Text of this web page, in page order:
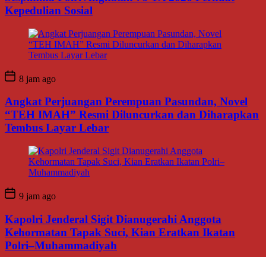
Kepedulian Sosial
8 jam ago
Angkat Perjuangan Perempuan Pasundan, Novel
“TEH IMAH” Resmi Diluncurkan dan Diharapkan
Tembus Layar Lebar
9 jam ago
Kapolri Jenderal Sigit Dianugerahi Anggota
Kehormatan Tapak Suci, Kian Eratkan Ikatan
Polri–Muhammadiyah